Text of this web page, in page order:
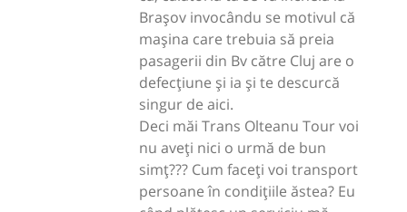
Brașov invocându se motivul că
mașina care trebuia să preia
pasagerii din Bv către Cluj are o
defecțiune și ia și te descurcă
singur de aici.
Deci măi Trans Olteanu Tour voi
nu aveți nici o urmă de bun
simț??? Cum faceți voi transport
persoane în condițiile ăstea? Eu